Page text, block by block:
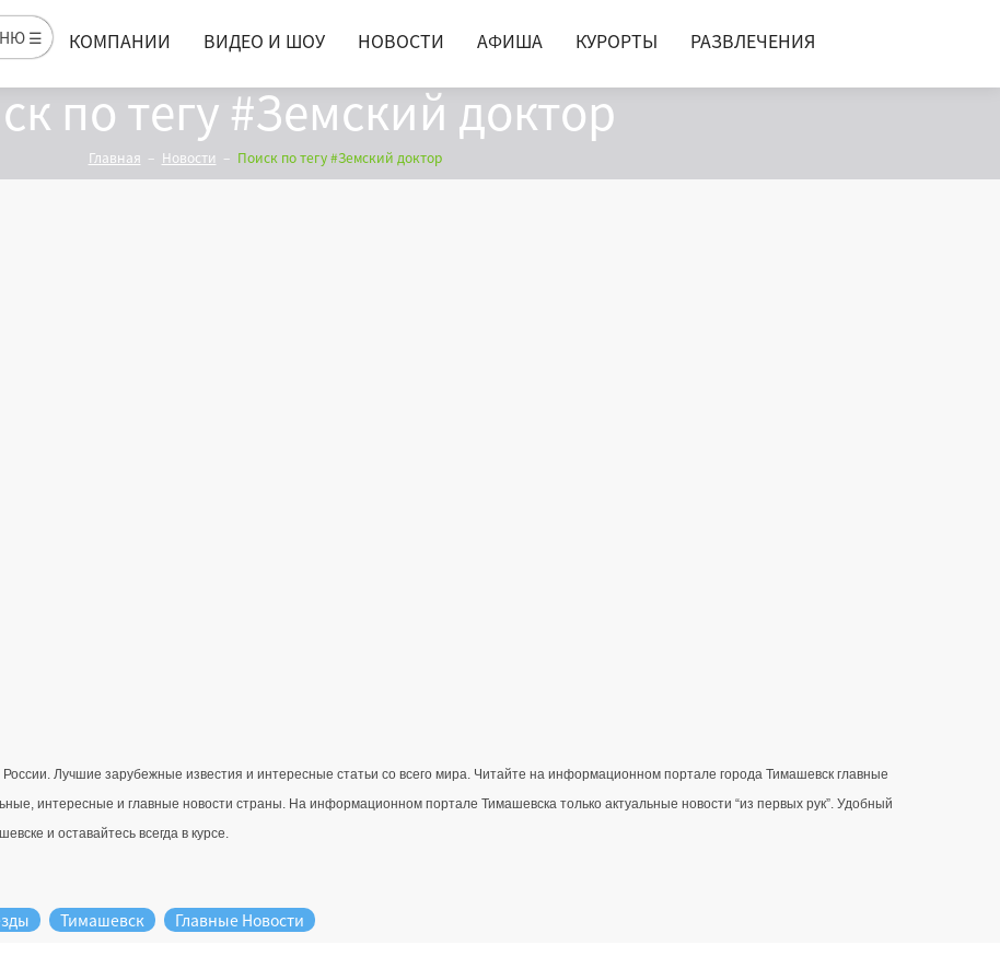
☰ КОМПАНИИ ВИДЕО И ШОУ НОВОСТИ АФИША КУРОРТЫ РАЗВЛЕЧЕНИЯ
по тегу #Земский доктор
Главная Новости Поиск по тегу #Земский доктор
Лучшие зарубежные известия и интересные статьи со всего мира. Читайте на информационном портале города Тимашевск главные
интересные и главные новости страны. На информационном портале Тимашевска только актуальные новости “из первых рук”. Удобный
и оставайтесь всегда в курсе.
Тимашевск Главные Новости